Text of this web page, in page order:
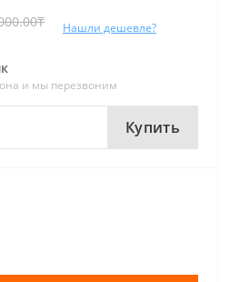
Нашли дешевле?
и мы перезвоним
Купить